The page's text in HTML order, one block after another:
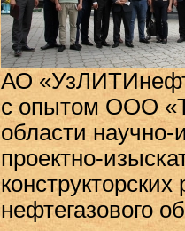
АО
с опытом ООО
области научно-
проектно-
нефтегазового